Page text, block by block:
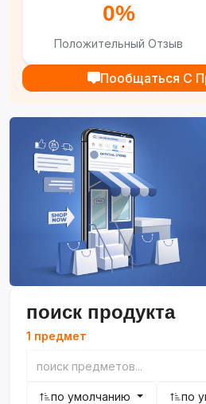
0%
Положительный Отзыв
Пообщаться С
поиск продукта
1 предмет
по умолчанию по